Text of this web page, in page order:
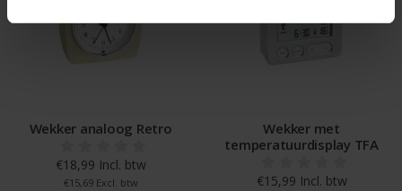
Wekker analoog Retro
€18,99 Incl. btw
€15,69 Excl. btw
Wekker met
temperatuurdisplay TFA
€15,99 Incl. btw